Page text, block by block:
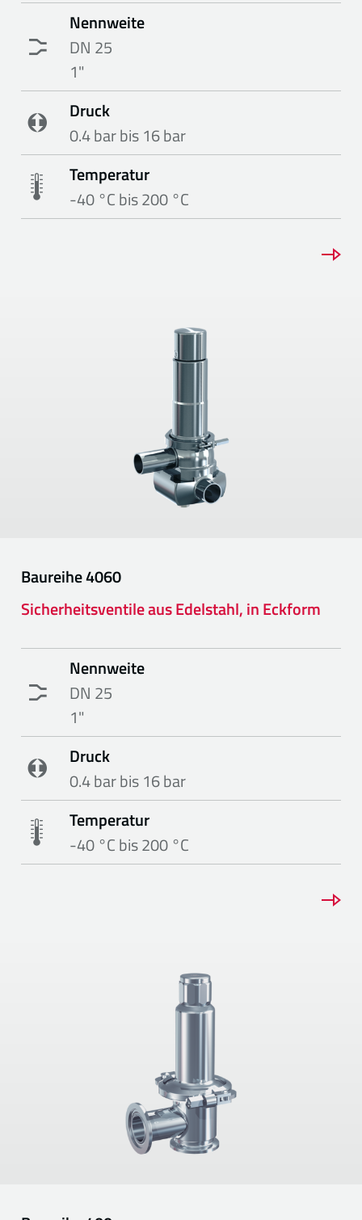
Nennweite
DN 25
1"
Druck
0.4 bar bis 16 bar
Temperatur
-40 °C bis 200 °C
Baureihe4060
Sicherheitsventile aus Edelstahl, in Eckform
Nennweite
DN 25
1"
Druck
0.4 bar bis 16 bar
Temperatur
-40 °C bis 200 °C